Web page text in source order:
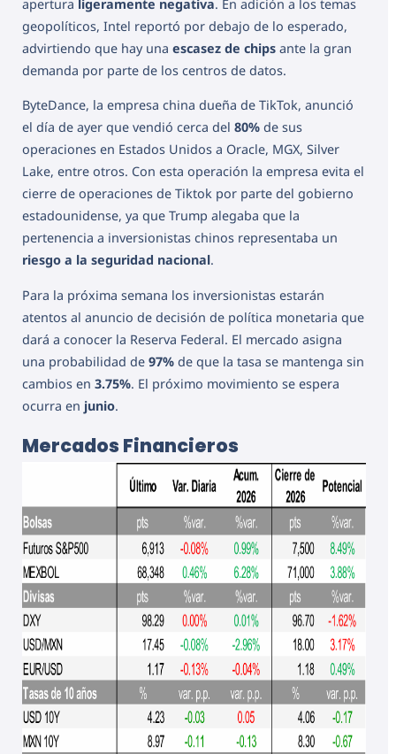
apertura ligeramente negativa. En adición a los temas
geopolíticos, Intel reportó por debajo de lo esperado,
advirtiendo que hay una escasez de chips ante la gran
demanda por parte de los centros de datos.
ByteDance, la empresa china dueña de TikTok, anunció
el día de ayer que vendió cerca del 80% de sus
operaciones en Estados Unidos a Oracle, MGX, Silver
Lake, entre otros. Con esta operación la empresa evita el
cierre de operaciones de Tiktok por parte del gobierno
estadounidense, ya que Trump alegaba que la
pertenencia a inversionistas chinos representaba un
riesgo a la seguridad nacional.
Para la próxima semana los inversionistas estarán
atentos al anuncio de decisión de política monetaria que
dará a conocer la Reserva Federal. El mercado asigna
una probabilidad de 97% de que la tasa se mantenga sin
cambios en 3.75%. El próximo movimiento se espera
ocurra en junio.
Mercados Financieros